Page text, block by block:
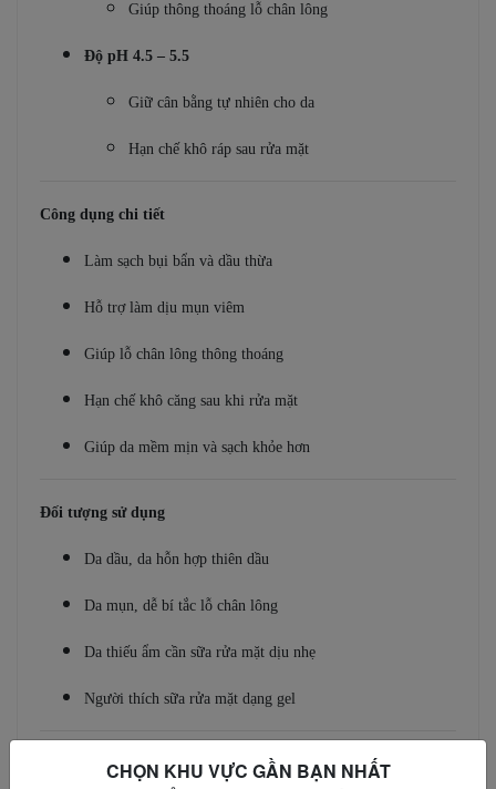
Giúp thông thoáng lỗ chân lông
Độ pH 4.5 – 5.5
Giữ cân bằng tự nhiên cho da
Hạn chế khô ráp sau rửa mặt
Công dụng chi tiết
Làm sạch bụi bẩn và dầu thừa
Hỗ trợ làm dịu mụn viêm
Giúp lỗ chân lông thông thoáng
Hạn chế khô căng sau khi rửa mặt
Giúp da mềm mịn và sạch khỏe hơn
Đối tượng sử dụng
Da dầu, da hỗn hợp thiên dầu
Da mụn, dễ bí tắc lỗ chân lông
Da thiếu ẩm cần sữa rửa mặt dịu nhẹ
Người thích sữa rửa mặt dạng gel
Hướng dẫn sử dụng
CHỌN KHU VỰC GẦN BẠN NHẤT